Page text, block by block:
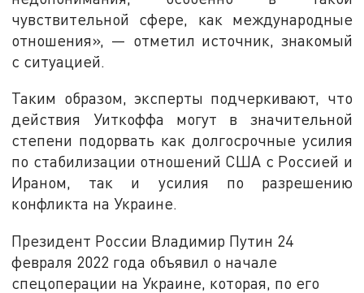
чувствительной сфере, как международные
отношения», — отметил источник, знакомый
с ситуацией.
Таким образом, эксперты подчеркивают, что
действия Уиткоффа могут в значительной
степени подорвать как долгосрочные усилия
по стабилизации отношений США с Россией и
Ираном, так и усилия по разрешению
конфликта на Украине.
Президент России Владимир Путин 24
февраля 2022 года объявил о начале
спецоперации на Украине, которая, по его